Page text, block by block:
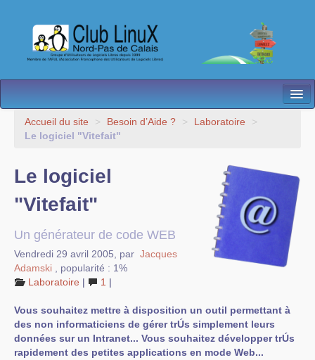
L’Association
Besoin d’Aide ?
Contact
Les antennes
Espace membres
Accueil du site > Besoin d’Aide ? > Laboratoire
>
Le logiciel "Vitefait"
Le logiciel
"Vitefait"
Un générateur de code WEB
Vendredi 29 avril 2005 par Jacques
Adamski
popularité : 1%
Laboratoire | 1 |
Vous souhaitez mettre à disposition un outil permettant à
des non informaticiens de gérer trÚs simplement leurs
données sur un Intranet... Vous souhaitez développer trÚs
rapidement des petites applications en mode Web...